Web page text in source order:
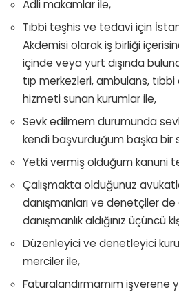
Adli makamlar ile,
Tıbbi teşhis ve tedavi için
Akdemisi olarak iş birliği
içinde veya yurt dışında
tıp merkezleri, ambulans, tıbbi
hizmeti sunan kurumlar ile,
Sevk edilmem durumunda
kendi başvurduğum başka bir
Yetki vermiş olduğum kanuni
Çalışmakta olduğunuz
danışmanları ve denetçiler
danışmanlık aldığınız üçüncü
Düzenleyici ve denetleyici
merciler ile,
Faturalandırmamım işverene